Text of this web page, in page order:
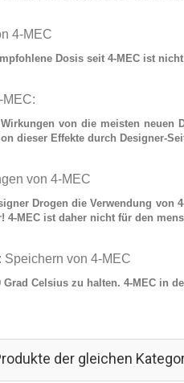
4-MEC
Dosis seit 4-MEC ist
MEC:
von die meisten neuen
dieser Effekte durch Designer-
von 4-MEC
Drogen die Verwendung von
4-MEC ist daher nicht für den
Speichern von 4-MEC
Grad Celsius zu halten. 4-MEC in
der gleichen